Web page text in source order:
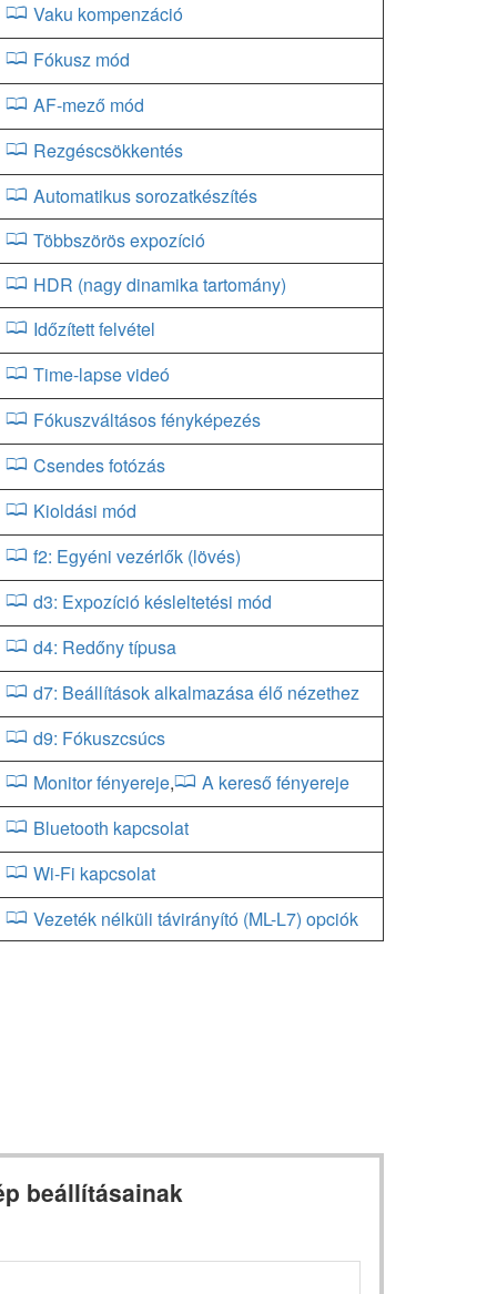
Vaku kompenzáció
Fókusz mód
AF-mező mód
Rezgéscsökkentés
Automatikus sorozatkészítés
Többszörös expozíció
HDR (nagy dinamika tartomány)
Időzített felvétel
Time-lapse videó
Fókuszváltásos fényképezés
Csendes fotózás
Kioldási mód
f2: Egyéni vezérlők (lövés)
d3: Expozíció késleltetési mód
d4: Redőny típusa
d7: Beállítások alkalmazása élő nézethez
d9: Fókuszcsúcs
Monitor fényereje,
A kereső fényereje
Bluetooth kapcsolat
Wi-Fi kapcsolat
Vezeték nélküli távirányító (ML-L7) opciók
beállításainak